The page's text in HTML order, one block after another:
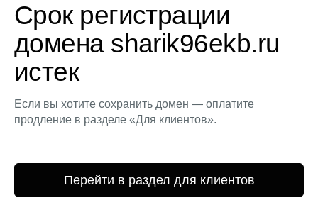
Срок регистрации
домена sharik96ekb.ru
истек
Если вы хотите сохранить домен — оплатите
продление в разделе «Для клиентов».
Перейти в раздел для клиентов